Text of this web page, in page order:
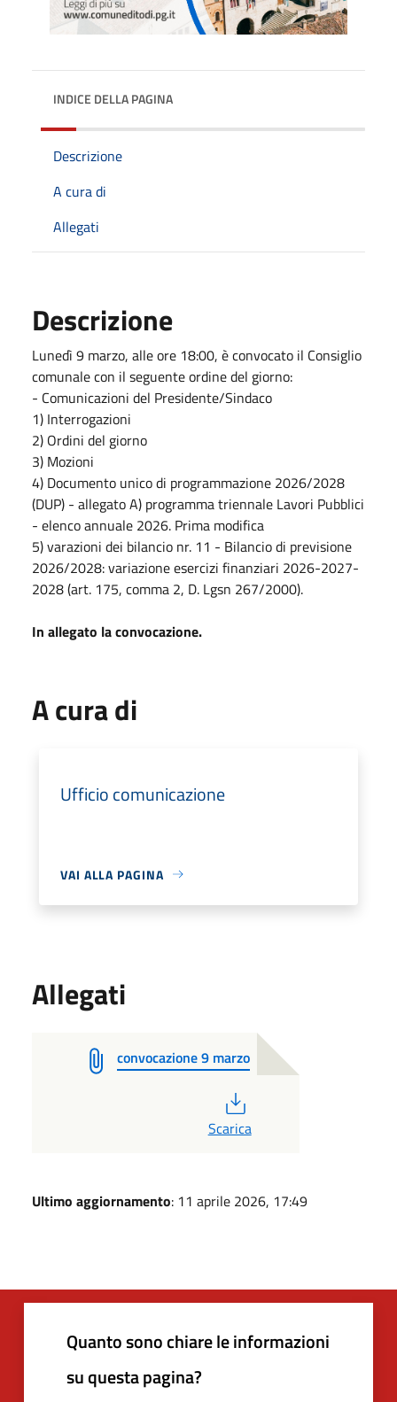
INDICE DELLA PAGINA
Descrizione
A cura di
Allegati
Descrizione
Lunedì 9 marzo, alle ore 18:00, è convocato il Consiglio
comunale con il seguente ordine del giorno:
- Comunicazioni del Presidente/Sindaco
1) Interrogazioni
2) Ordini del giorno
3) Mozioni
4) Documento unico di programmazione 2026/2028
(DUP) - allegato A) programma triennale Lavori Pubblici
- elenco annuale 2026. Prima modifica
5) varazioni dei bilancio nr. 11 - Bilancio di previsione
2026/2028: variazione esercizi finanziari 2026-2027-
2028 (art. 175, comma 2, D. Lgsn 267/2000).
In allegato la convocazione.
A cura di
Ufficio comunicazione
VAI ALLA PAGINA
Allegati
convocazione 9 marzo
Scarica
Ultimo aggiornamento: 11 aprile 2026, 17:49
Quanto sono chiare le informazioni
su questa pagina?